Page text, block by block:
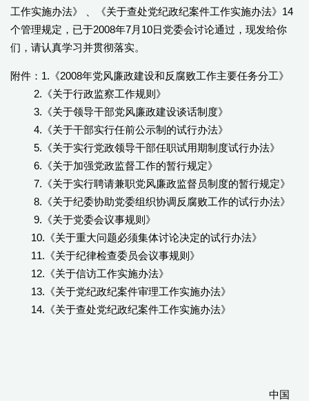
工作实施办法》 、《关于查处党纪政纪案件工作实施办法》14
个管理规定，已于2008年7月10日党委会讨论通过，现发给你
们，请认真学习并贯彻落实。
附件：1. 《2008年党风廉政建设和反腐败工作主要任务分工》
2. 《关于行政监察工作规则》
3. 《关于领导干部党风廉政建设谈话制度》
4. 《关于干部实行任前公示制的试行办法》
5. 《关于实行党政领导干部任职试用期制度试行办法》
6. 《关于加强党政监督工作的暂行规定》
7. 《关于实行聘请兼职党风廉政监督员制度的暂行规定》
8. 《关于纪委协助党委组织协调反腐败工作的试行办法》
9. 《关于党委会议事规则》
10. 《关于重大问题必须集体讨论决定的试行办法》
11. 《关于纪律检查委员会议事规则》
12. 《关于信访工作实施办法》
13. 《关于党纪政纪案件审理工作实施办法》
14. 《关于查处党纪政纪案件工作实施办法》
中国